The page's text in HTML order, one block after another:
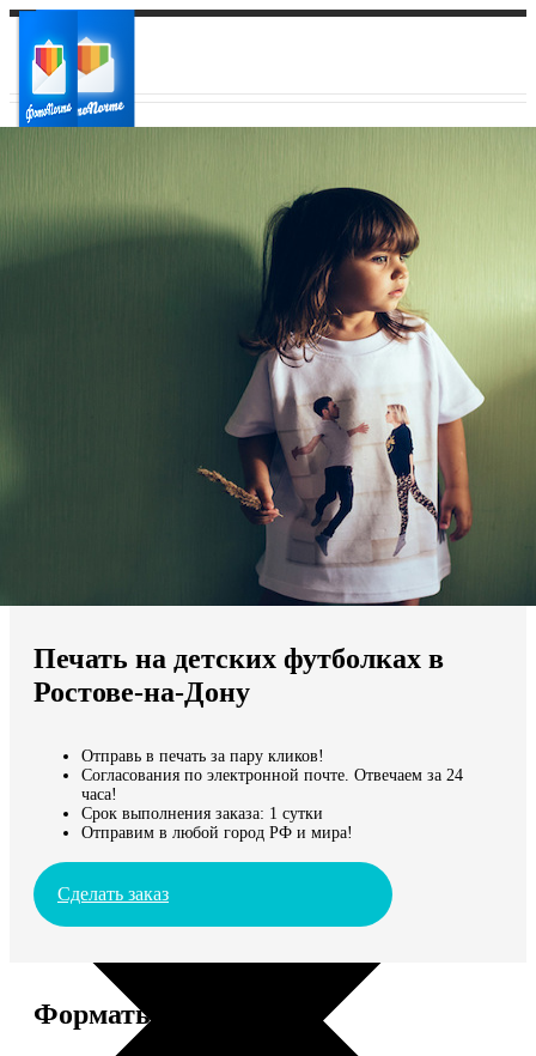
Ваш город:
Мы доставляем по всему миру
Продолжить без города
Печать на детских футболках в
Ростове-на-Дону
Отправь в печать за пару кликов!
Согласования по электронной почте. Отвечаем за 24
часа!
Срок выполнения заказа: 1 сутки
Отправим в любой город РФ и мира!
Сделать заказ
Форматы и цены